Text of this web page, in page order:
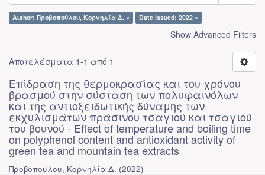
Author: Προβοπούλου, Κορνηλία Δ. × Date issued: 2022 ×
Show Advanced Filters
Αποτελέσματα 1-1 από 1
Επίδραση της θερμοκρασίας και του χρόνου
βρασμού στην σύσταση των πολυφαινόλων
και της αντιοξειδωτικής δύναμης των
εκχυλισμάτων πράσινου τσαγιού και τσαγιού
του βουνού - Effect of temperature and boiling time
on polyphenol content and antioxidant activity of
green tea and mountain tea extracts
Προβοπούλου, Κορνηλία Δ. (2022)